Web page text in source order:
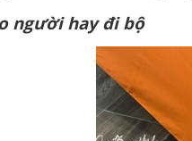
người hay đi bộ